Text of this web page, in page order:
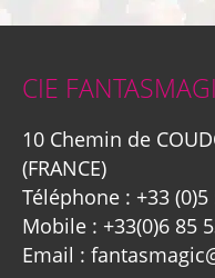
CIE
10 Chemin de
(FRANCE)
Téléphone : +33
Mobile : +33(0)6 85
Email :